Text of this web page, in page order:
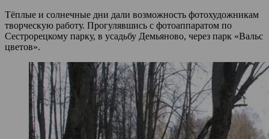
Тёплые и солнечные дни дали возможность фотохудожникам
творческую работу. Прогулявшись с фотоаппаратом по
Сестрорецкому парку, в усадьбу Демьяново, через парк «Вальс
цветов».